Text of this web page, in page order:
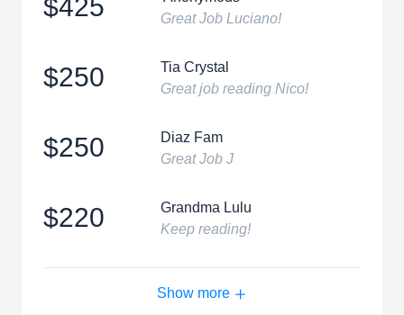
$425
Great Job Luciano!
$250
Tia Crystal
Great job reading Nico!
$250
Diaz Fam
Great Job J
$220
Grandma Lulu
Keep reading!
Show more